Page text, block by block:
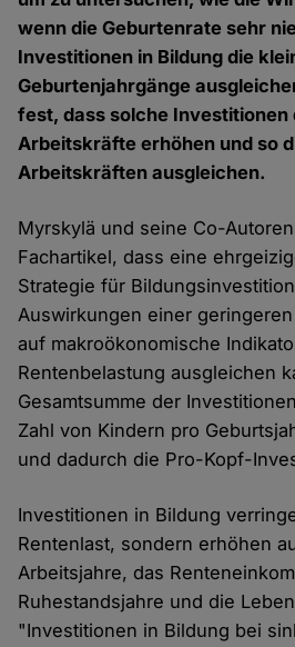
wenn die Geburtenrate sehr
Investitionen in Bildung die
Geburtenjahrgänge
fest, dass solche
Arbeitskräfte erhöhen und so
Arbeitskräften ausgleichen.
Myrskylä und seine Co-
Fachartikel, dass eine
Strategie für
Auswirkungen einer
auf makroökonomische
Rentenbelastung ausgleichen
Gesamtsumme der
Zahl von Kindern pro
und dadurch die Pro-Kopf-
Investitionen in Bildung
Rentenlast, sondern erhöhen
Arbeitsjahre, das
Ruhestandsjahre und die
"Investitionen in Bildung bei